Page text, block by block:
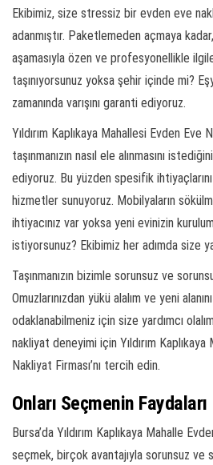
Ekibimiz, size stressiz bir evden eve
adanmıştır. Paketlemeden açmaya kadar,
aşamasıyla özen ve profesyonellikle
taşınıyorsunuz yoksa şehir içinde mi?
zamanında varışını garanti ediyoruz.
Yıldırım Kaplıkaya Mahallesi Evden Eve
taşınmanızın nasıl ele alınmasını
ediyoruz. Bu yüzden spesifik
hizmetler sunuyoruz. Mobilyaların
ihtiyacınız var yoksa yeni evinizin
istiyorsunuz? Ekibimiz her adımda size
Taşınmanızın bizimle sorunsuz ve
Omuzlarınızdan yükü alalım ve yeni
odaklanabilmeniz için size yardımcı
nakliyat deneyimi için Yıldırım
Nakliyat Firması’nı tercih edin.
Onları Seçmenin Faydaları
Bursa’da Yıldırım Kaplıkaya Mahalle
seçmek, birçok avantajıyla sorunsuz